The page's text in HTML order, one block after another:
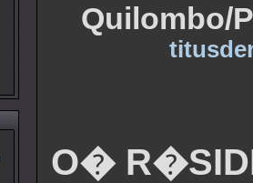
Quilombo/
O�